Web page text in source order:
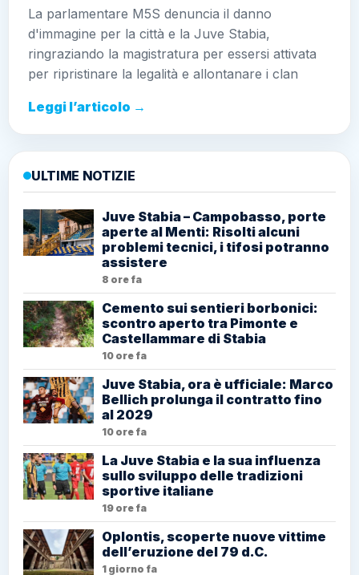
La parlamentare M5S denuncia il danno
d'immagine per la città e la Juve Stabia,
ringraziando la magistratura per essersi attivata
per ripristinare la legalità e allontanare i clan
Leggi l’articolo →
ULTIME NOTIZIE
Juve Stabia – Campobasso, porte
aperte al Menti: Risolti alcuni
problemi tecnici, i tifosi potranno
assistere
8 ore fa
Cemento sui sentieri borbonici:
scontro aperto tra Pimonte e
Castellammare di Stabia
10 ore fa
Juve Stabia, ora è ufficiale: Marco
Bellich prolunga il contratto fino
al 2029
10 ore fa
La Juve Stabia e la sua influenza
sullo sviluppo delle tradizioni
sportive italiane
19 ore fa
Oplontis, scoperte nuove vittime
dell’eruzione del 79 d.C.
1 giorno fa